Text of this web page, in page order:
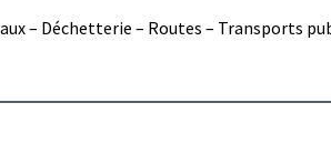
– Déchetterie – Routes – Transports